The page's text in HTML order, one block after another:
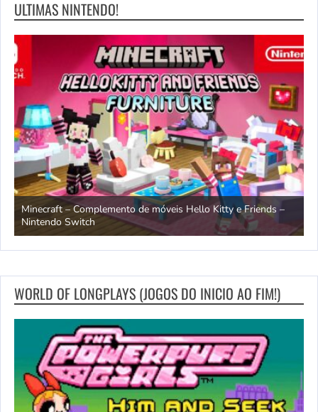
ULTIMAS NINTENDO!
Minecraft – Complemento de móveis Hello Kitty e Friends –
Nintendo Switch
WORLD OF LONGPLAYS (JOGOS DO INICIO AO FIM!)